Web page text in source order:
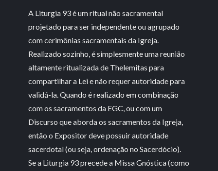
A Liturgia 93 é um ritual não sacramental
projetado para ser independente ou agrupado
com cerimônias sacramentais da Igreja.
Realizado sozinho, é simplesmente uma reunião
altamente ritualizada de Thelemitas para
compartilhar a Lei e não requer autoridade para
validá-la. Quando é realizado em combinação
com os sacramentos da EGC, ou com um
Discurso que aborda os sacramentos da Igreja,
então o Expositor deve possuir autoridade
sacerdotal (ou seja, ordenação no Sacerdócio).
Se a Liturgia 93 precede a Missa Gnóstica (como